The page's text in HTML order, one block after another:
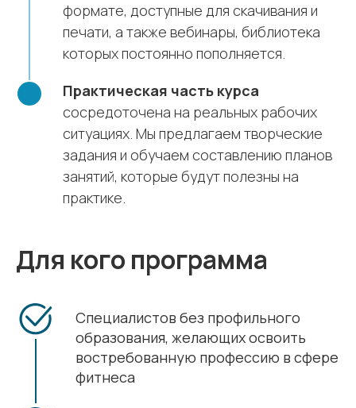
формате, доступные для скачивания и
печати, а также вебинары, библиотека
которых постоянно пополняется.
Практическая часть курса
сосредоточена на реальных рабочих
ситуациях. Мы предлагаем творческие
задания и обучаем составлению планов
занятий, которые будут полезны на
практике.
Для кого программа
Специалистов без профильного
образования, желающих освоить
востребованную профессию в сфере
фитнеса